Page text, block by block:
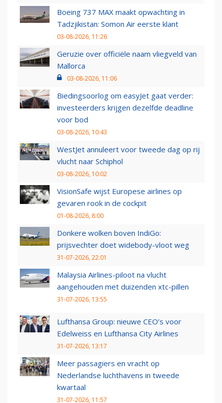
Boeing 737 MAX maakt opwachting in
Tadzjikistan: Somon Air eerste klant
03-08-2026, 11:26
Geruzie over officiële naam vliegveld van
Mallorca
03-08-2026, 11:06
Biedingsoorlog om easyJet gaat verder:
investeerders krijgen dezelfde deadline
voor bod
03-08-2026, 10:43
WestJet annuleert voor tweede dag op rij
vlucht naar Schiphol
03-08-2026, 10:02
VisionSafe wijst Europese airlines op
gevaren rook in de cockpit
01-08-2026, 8:00
Donkere wolken boven IndiGo:
prijsvechter doet widebody-vloot weg
31-07-2026, 22:01
Malaysia Airlines-piloot na vlucht
aangehouden met duizenden xtc-pillen
31-07-2026, 13:55
Lufthansa Group: nieuwe CEO’s voor
Edelweiss en Lufthansa City Airlines
31-07-2026, 13:17
Meer passagiers en vracht op
Nederlandse luchthavens in tweede
kwartaal
31-07-2026, 11:57